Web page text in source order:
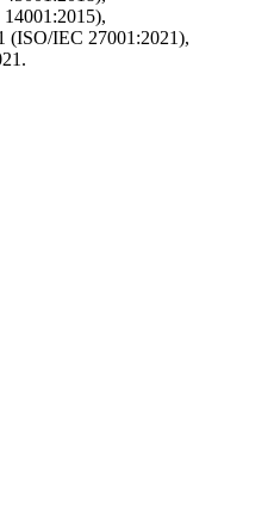
IEC 27001:2021),